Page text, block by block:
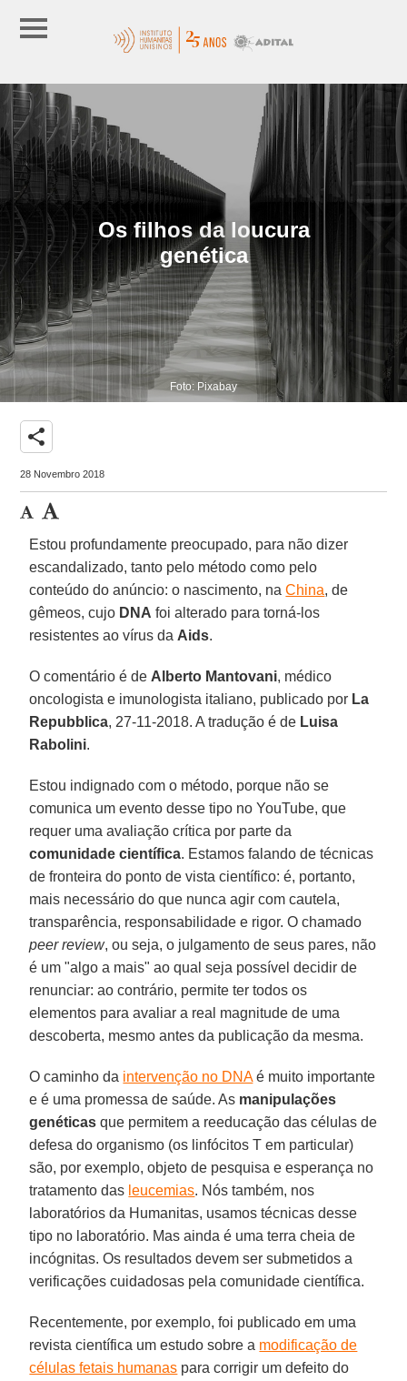
Os filhos da loucura
genética
Foto: Pixabay
share
28 Novembro 2018
Estou profundamente preocupado, para não dizer
escandalizado, tanto pelo método como pelo
conteúdo do anúncio: o nascimento, naChina, de
gêmeos, cujo DNA foi alterado para torná-los
resistentes ao vírus da Aids.
O comentário é de Alberto Mantovani, médico
oncologista e imunologista italiano, publicado por La
Repubblica, 27-11-2018. A tradução é de Luisa
Rabolini.
Estou indignado com o método, porque não se
comunica um evento desse tipo no YouTube, que
requer uma avaliação crítica por parte da
comunidade científica. Estamos falando de técnicas
de fronteira do ponto de vista científico: é, portanto,
mais necessário do que nunca agir com cautela,
transparência, responsabilidade e rigor. O chamado
peer review, ou seja, o julgamento de seus pares, não
é um "algo a mais" ao qual seja possível decidir de
renunciar: ao contrário, permite ter todos os
elementos para avaliar a real magnitude de uma
descoberta, mesmo antes da publicação da mesma.
O caminho da intervenção no DNAé muito importante
e é uma promessa de saúde. As manipulações
genéticas que permitem a reeducação das células de
defesa do organismo (os linfócitos T em particular)
são, por exemplo, objeto de pesquisa e esperança no
tratamento das leucemias. Nós também, nos
laboratórios da Humanitas, usamos técnicas desse
tipo no laboratório. Mas ainda é uma terra cheia de
incógnitas. Os resultados devem ser submetidos a
verificações cuidadosas pela comunidade científica.
Recentemente, por exemplo, foi publicado em uma
revista científica um estudo sobre a modificação de
células fetais humanas para corrigir um defeito do